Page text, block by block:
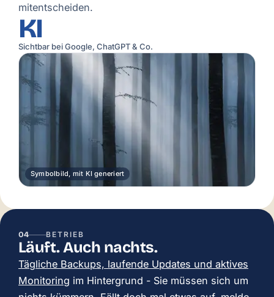
mitentscheiden.
KI
Sichtbar bei Google, ChatGPT & Co.
Symbolbild, mit KI generiert
04 BETRIEB
Läuft. Auch nachts.
Tägliche Backups, laufende Updates und aktives
Monitoring im Hintergrund - Sie müssen sich um